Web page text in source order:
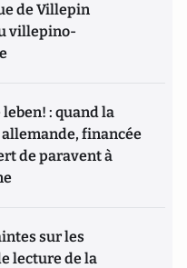
de Villepin
villepino-
: quand la
financée
de paravent à
sur les
lecture de la